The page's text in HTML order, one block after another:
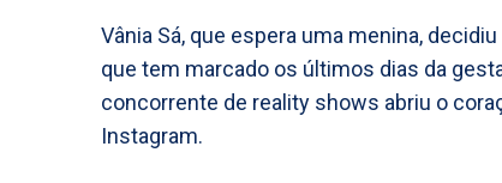
Vânia Sá, que espera uma menina,
que tem marcado os últimos dias da
concorrente de reality shows abriu o
Instagram.